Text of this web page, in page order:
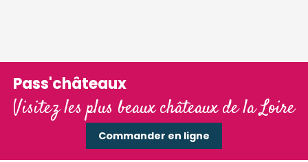
Pass'châteaux
Visitez les plus beaux châteaux de la Loire
Commander en ligne